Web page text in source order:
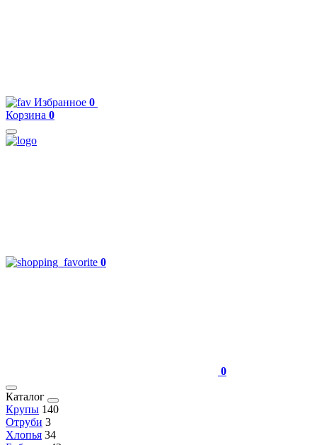
Избранное 0
Корзина 0
0
0
Каталог
Крупы 140
Отруби 3
Хлопья 34